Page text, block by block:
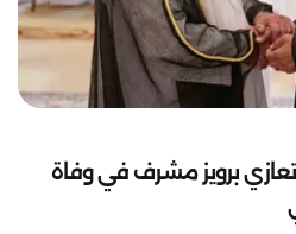
برويز مشرف في وفاة